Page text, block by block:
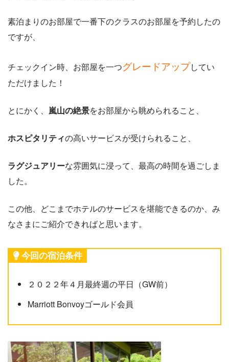
素泊まりのお部屋で一番下のクラスのお部屋を予約したの
ですが、
チェックイン時、お部屋を一つグレードアップしてい
ただけました！
とにかく、 嵐山の絶景をお部屋から眺められること、
ホスピタリティの高いサービスが受けられること、
ラグジュアリーな雰囲気に浸って、最高の時間を過ごしま
した。
この他、どこまでホテルのサービスを堪能できるのか、み
なさまにご紹介できればと思います。
今回の宿泊条件
２０２２年４月最終週の平日（GW前）
Marriott Bonvoyゴールド会員